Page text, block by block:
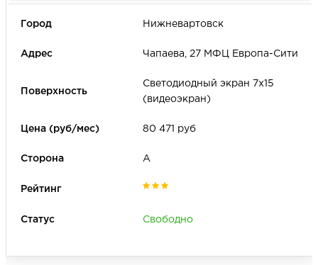
Цена (руб/мес)
Только товары с акцией
Нижневартовск
Чапаева, 27 МФЦ Европа-Сити
Светодиодный экран 7х15
(видеоэкран)
80 471 руб
А
Свободно